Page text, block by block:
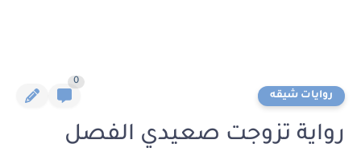
روايات شيقه
0
رواية تزوجت صعيدي الفصل